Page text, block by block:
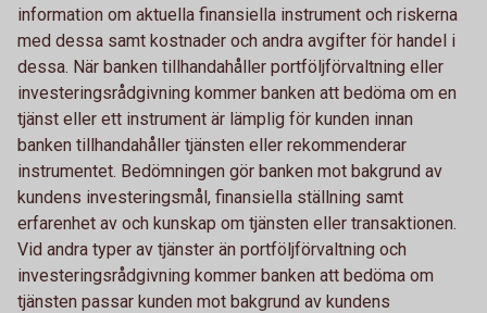
information om aktuella finansiella instrument och riskerna
med dessa samt kostnader och andra avgifter för handel i
dessa. När banken tillhandahåller portföljförvaltning eller
investeringsrådgivning kommer banken att bedöma om en
tjänst eller ett instrument är lämplig för kunden innan
banken tillhandahåller tjänsten eller rekommenderar
instrumentet. Bedömningen gör banken mot bakgrund av
kundens investeringsmål, finansiella ställning samt
erfarenhet av och kunskap om tjänsten eller transaktionen.
Vid andra typer av tjänster än portföljförvaltning och
investeringsrådgivning kommer banken att bedöma om
tjänsten passar kunden mot bakgrund av kundens